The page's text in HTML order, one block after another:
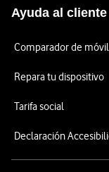
Ayuda al cliente
Comparador de
Repara tu dispositivo
Tarifa social
Declaración